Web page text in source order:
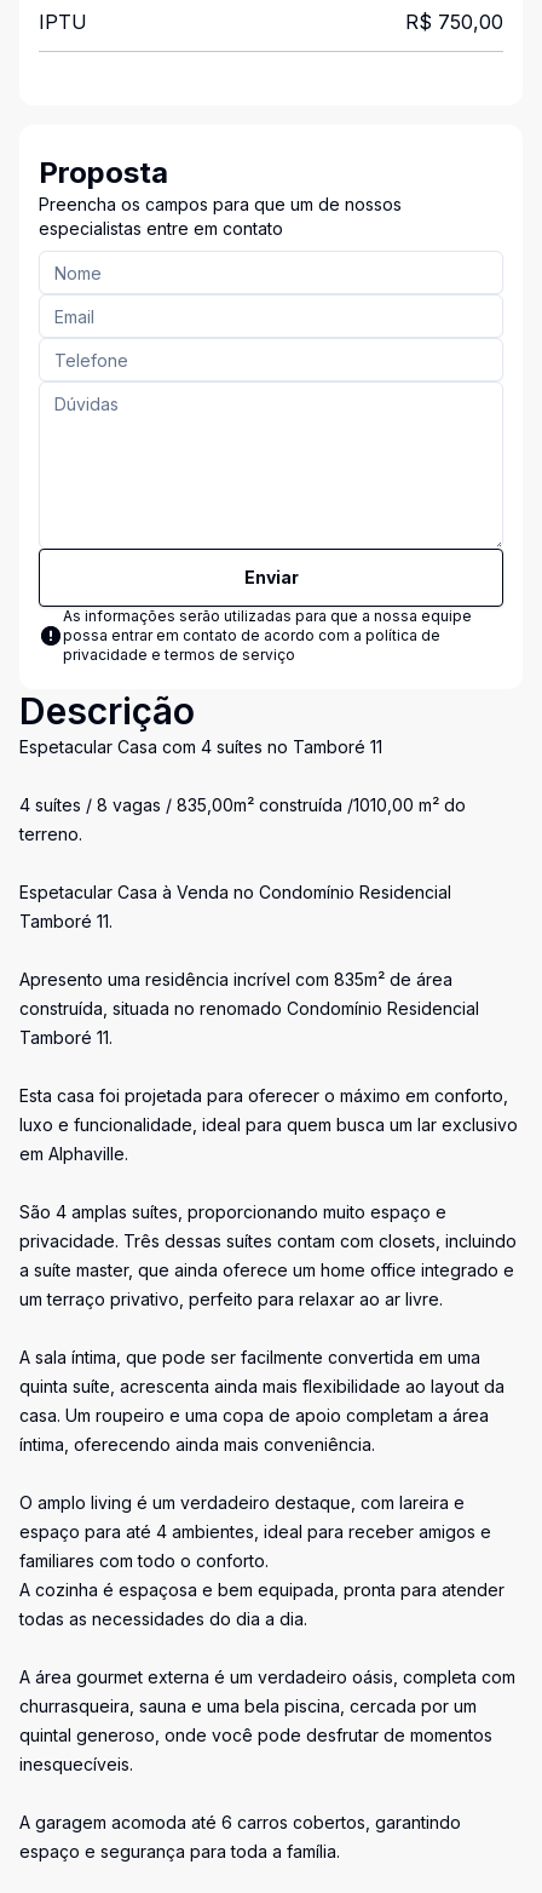
IPTU R$ 750,00
Proposta
Preencha os campos para que um de nossos
especialistas entre em contato
Enviar
As informações serão utilizadas para que a nossa equipe
possa entrar em contato de acordo com a política de
privacidade e termos de serviço
Descrição
Espetacular Casa com 4 suítes no Tamboré 11
4 suítes / 8 vagas / 835,00m² construída /1010,00 m² do
terreno.
Espetacular Casa à Venda no Condomínio Residencial
Tamboré 11.
Apresento uma residência incrível com 835m² de área
construída, situada no renomado Condomínio Residencial
Tamboré 11.
Esta casa foi projetada para oferecer o máximo em conforto,
luxo e funcionalidade, ideal para quem busca um lar exclusivo
em Alphaville.
São 4 amplas suítes, proporcionando muito espaço e
privacidade. Três dessas suítes contam com closets, incluindo
a suíte master, que ainda oferece um home office integrado e
um terraço privativo, perfeito para relaxar ao ar livre.
A sala íntima, que pode ser facilmente convertida em uma
quinta suíte, acrescenta ainda mais flexibilidade ao layout da
casa. Um roupeiro e uma copa de apoio completam a área
íntima, oferecendo ainda mais conveniência.
O amplo living é um verdadeiro destaque, com lareira e
espaço para até 4 ambientes, ideal para receber amigos e
familiares com todo o conforto.
A cozinha é espaçosa e bem equipada, pronta para atender
todas as necessidades do dia a dia.
A área gourmet externa é um verdadeiro oásis, completa com
churrasqueira, sauna e uma bela piscina, cercada por um
quintal generoso, onde você pode desfrutar de momentos
inesquecíveis.
A garagem acomoda até 6 carros cobertos, garantindo
espaço e segurança para toda a família.